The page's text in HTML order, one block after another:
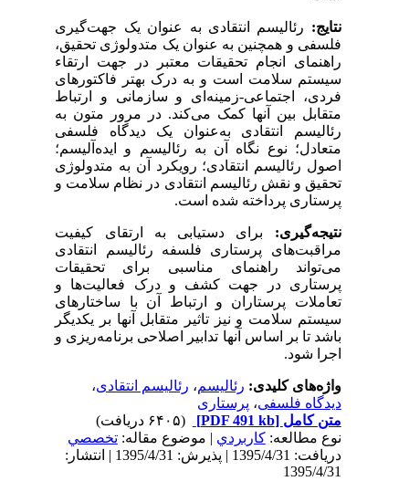
رئالیسم انتقادی به عنوان یک جهت‌گیری
فلسفی و همچنین به عنوان یک متدولوژی تحقیق،
راهنمای انجام تحقیقات معتبر در جهت ارتقاء
سیستم سلامت است و به درک بهتر فاکتورهای
فردی، اجتماعی-زمینه‌ای و سازمانی و ارتباط
متقابل بین آنها کمک می‌کند. در مرور متون به
رئالیسم انتقادی به‌عنوان یک دیدگاه فلسفی
متعادل؛ نوع نگاه آن به رئالیسم و ایده‌آلیسم؛
اصول رئالیسم انتقادی؛ رویکرد آن به متدولوژی
تحقیق و نقش رئالیسم انتقادی در نظام سلامت و
پرستاری پرداخته شده است.
نتیجه‌گیری:برای دستیابی به ارتقای کیفیت
مراقبت‌های پرستاری فلسفه رئالیسم انتقادی
می‌تواند راهنمای مناسبی برای تحقیقات
پرستاری در جهت کشف و درک فعالیت‌ها و
تعاملات پرستاران و ارتباط آن با ساختارهای
سیستم سلامت و نیز تاثیر متقابل آنها بر یکدیگر
باشد تا بر اساس آنها تدابیر اصلاحی برنامه‌ریزی و
اجرا شود.
واژه‌های کلیدی:رئالیسم ، رئالیسم انتقادی،
دیدگاه فلسفی،پرستاری
متن کامل[PDF 491 kb]
(۶۴۰۵ دریافت)
نوع مطالعه:كاربردي | موضوع مقاله:تخصصي
دریافت: 1395/4/31 | پذیرش: 1395/4/31 | انتشار:
1395/4/31